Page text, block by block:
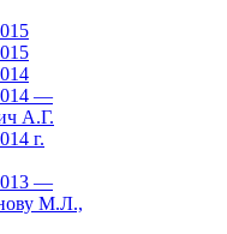
—
А.Г.
г.
—
М.Л.,